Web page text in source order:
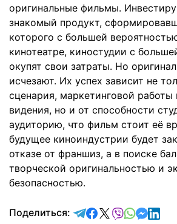
оригинальные фильмы.
знакомый продукт,
которого с большей
кинотеатре, киностудии с
окупят свои затраты. Но
исчезают. Их успех зависит не
сценария, маркетинговой
видения, но и от способности
аудиторию, что фильм стоит её
будущее киноиндустрии будет
отказе от франшиз, а в поиске
творческой оригинальностью и
безопасностью.
Поделиться: отправить в
поделиться в
поделиться в
отправить